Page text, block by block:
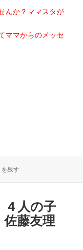
んか？ママスタが
ママからのメッセ
ティング♪ ４人の子育てを
を残す
人の子
藤友理